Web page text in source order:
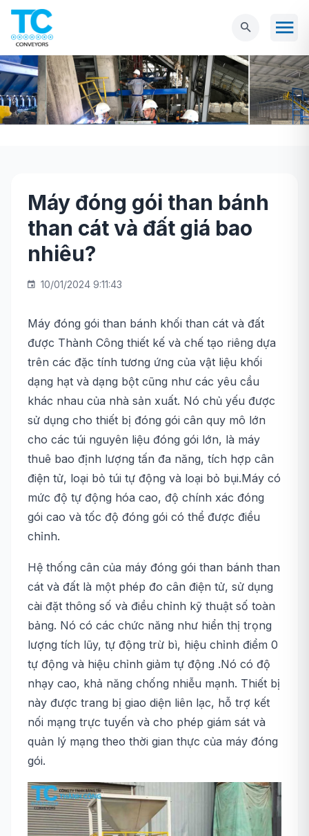
Trang chủ Tin tức
Máy đóng gói than bánh
than cát và đất giá bao nhiêu?
Máy đóng gói than bánh
than cát và đất giá bao
nhiêu?
10/01/2024 9:11:43
Máy đóng gói than bánh khối than cát và đất
được Thành Công thiết kế và chế tạo riêng dựa
trên các đặc tính tương ứng của vật liệu khối
dạng hạt và dạng bột cũng như các yêu cầu
khác nhau của nhà sản xuất. Nó chủ yếu được
sử dụng cho thiết bị đóng gói cân quy mô lớn
cho các túi nguyên liệu đóng gói lớn, là máy
thuê bao định lượng tấn đa năng, tích hợp cân
điện tử, loại bỏ túi tự động và loại bỏ bụi.Máy có
mức độ tự động hóa cao, độ chính xác đóng
gói cao và tốc độ đóng gói có thể được điều
chỉnh.
Hệ thống cân của máy đóng gói than bánh than
cát và đất là một phép đo cân điện tử, sử dụng
cài đặt thông số và điều chỉnh kỹ thuật số toàn
bảng. Nó có các chức năng như hiển thị trọng
lượng tích lũy, tự động trừ bì, hiệu chỉnh điểm 0
tự động và hiệu chỉnh giảm tự động .Nó có độ
nhạy cao, khả năng chống nhiễu mạnh. Thiết bị
này được trang bị giao diện liên lạc, hỗ trợ kết
nối mạng trực tuyến và cho phép giám sát và
quản lý mạng theo thời gian thực của máy đóng
gói.